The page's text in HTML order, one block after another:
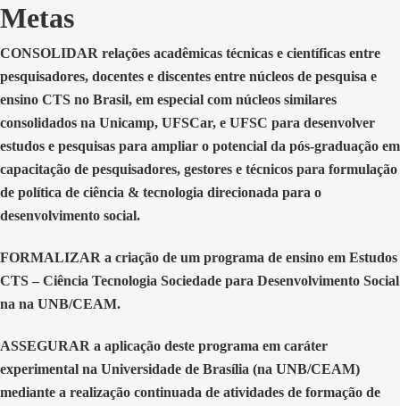
Metas
CONSOLIDAR relações acadêmicas técnicas e científicas entre
pesquisadores, docentes e discentes entre núcleos de pesquisa e
ensino CTS no Brasil, em especial com núcleos similares
consolidados na Unicamp, UFSCar, e UFSC para desenvolver
estudos e pesquisas para ampliar o potencial da pós-graduação em
capacitação de pesquisadores, gestores e técnicos para formulação
de política de ciência & tecnologia direcionada para o
desenvolvimento social.
FORMALIZAR a criação de um programa de ensino em Estudos
CTS – Ciência Tecnologia Sociedade para Desenvolvimento Social
na na UNB/CEAM.
ASSEGURAR a aplicação deste programa em caráter
experimental na Universidade de Brasília (na UNB/CEAM)
mediante a realização continuada de atividades de formação de